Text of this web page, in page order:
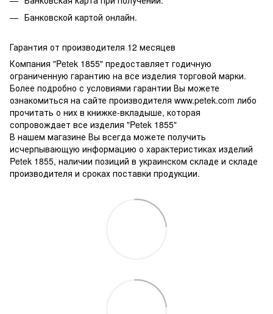
Банковской картой онлайн.
Гарантия от производителя 12 месяцев
Компания "Petek 1855" предоставляет годичную
ограниченную гарантию на все изделия торговой марки.
Более подробно с условиями гарантии Вы можете
ознакомиться на сайте производителя www.petek.com либо
прочитать о них в книжке-вкладыше, которая
сопровождает все изделия "Petek 1855"
В нашем магазине Вы всегда можете получить
исчерпывающую информацию о характеристиках изделий
Petek 1855, наличии позиций в украинском складе и складе
производителя и сроках поставки продукции.